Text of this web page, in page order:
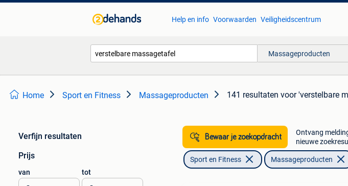
Help en info Voorwaarden Veiligheidscentrum
Massageproducten
Home Sport en Fitness Massageproducten 141 resultaten voor 'verstelbare
Verfijn resultaten
Prijs
van tot
Bewaar je zoekopdracht
Ontvang
nieuwe
Sport en Fitness Massageproducten